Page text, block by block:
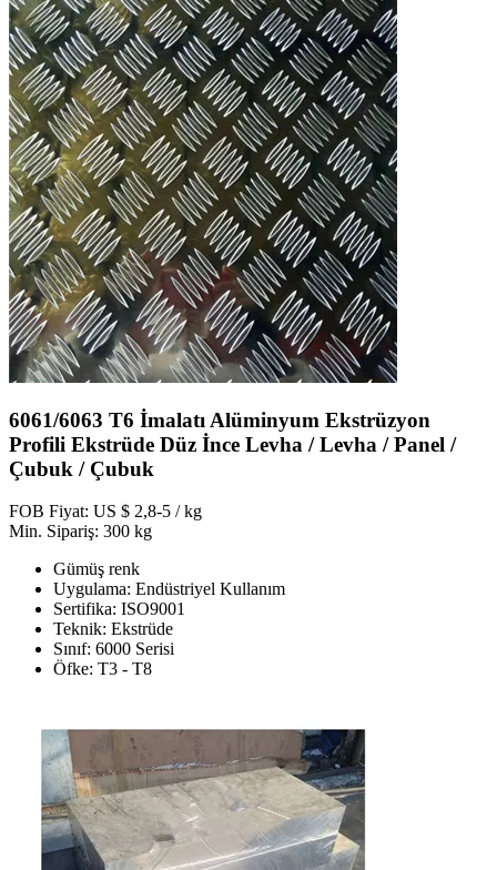
6061/6063 T6 İmalatı Alüminyum Ekstrüzyon
Profili Ekstrüde Düz İnce Levha / Levha / Panel /
Çubuk / Çubuk
FOB Fiyat: US $ 2,8-5 / kg
Min. Sipariş: 300 kg
Gümüş renk
Uygulama: Endüstriyel Kullanım
Sertifika: ISO9001
Teknik: Ekstrüde
Sınıf: 6000 Serisi
Öfke: T3 - T8